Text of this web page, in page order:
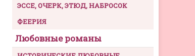
ЭССЕ, ОЧЕРК, ЭТЮД, НАБРОСОК
ФЕЕРИЯ
Любовные романы